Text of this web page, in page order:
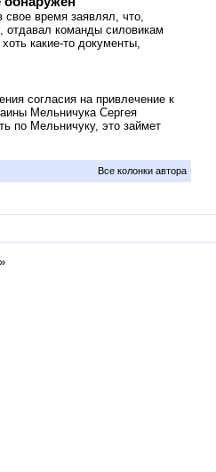
время заявлял, что,
отдавал команды силовикам
какие-то документы,
согласия на привлечение к
Мельничука Сергея
по Мельничуку, это займет
Все колонки автора